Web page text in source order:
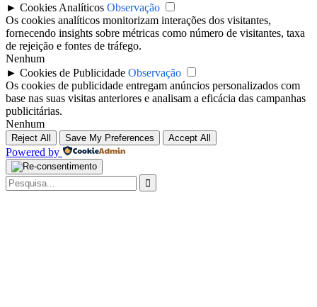
► Cookies Analíticos Observação
Os cookies analíticos monitorizam interações dos visitantes,
fornecendo insights sobre métricas como número de visitantes, taxa
de rejeição e fontes de tráfego.
Nenhum
► Cookies de Publicidade Observação
Os cookies de publicidade entregam anúncios personalizados com
base nas suas visitas anteriores e analisam a eficácia das campanhas
publicitárias.
Nenhum
Reject All Save My Preferences Accept All
Powered by